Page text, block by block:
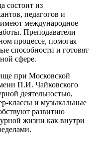
состоит из
педагогов и
международное
Преподаватели
процессе, помогая
способности и готовят
сфере.
при Московской
П.И. Чайковского
деятельностью,
классы и музыкальные
развитию
жизни как внутри